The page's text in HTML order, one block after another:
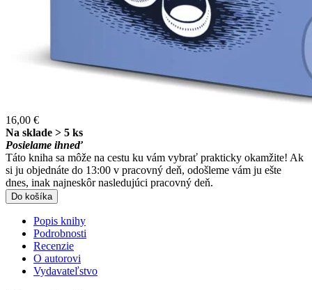
16,00 €
Na sklade > 5 ks
Posielame ihneď
Táto kniha sa môže na cestu ku vám vybrať prakticky okamžite! Ak
si ju objednáte do 13:00 v pracovný deň, odošleme vám ju ešte
dnes, inak najneskôr nasledujúci pracovný deň.
Do košíka
Popis knihy
Podrobnosti
Recenzie
O autorovi
Vydavateľstvo